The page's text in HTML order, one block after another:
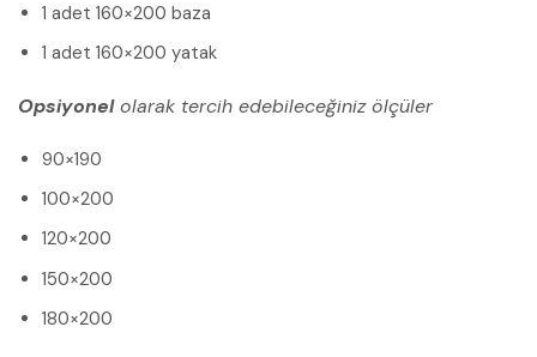
1 adet 160×200 baza
1 adet 160×200 yatak
Opsiyonelolarak tercih edebileceğiniz ölçüler
90×190
100×200
120×200
150×200
180×200